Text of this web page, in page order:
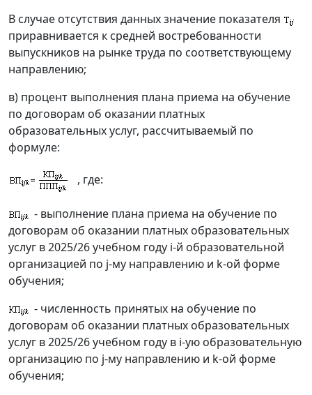
В случае отсутствия данных значение показателя
приравнивается к средней востребованности
выпускников на рынке труда по соответствующему
направлению;
в) процент выполнения плана приема на обучение
по договорам об оказании платных
образовательных услуг, рассчитываемый по
формуле:
, где:
- выполнение плана приема на обучение по
договорам об оказании платных образовательных
услуг в 2025/26 учебном году i-й образовательной
организацией по j-му направлению и k-ой форме
обучения;
- численность принятых на обучение по
договорам об оказании платных образовательных
услуг в 2025/26 учебном году в i-ую образовательную
организацию по j-му направлению и k-ой форме
обучения;